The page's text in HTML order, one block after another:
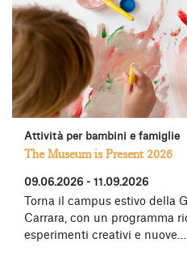
Attività per bambini e famiglie
The Museum is Present 2026
09.06.2026 - 11.09.2026
Torna il campus estivo della
Carrara, con un programma
esperimenti creativi e nuove…